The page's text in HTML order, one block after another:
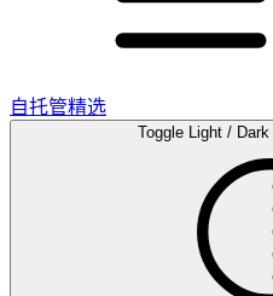
自托管精选
Toggle Light /